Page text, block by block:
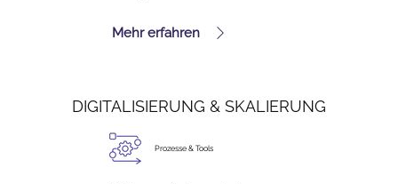
Mehr erfahren
DIGITALISIERUNG & SKALIERUNG
Prozesse & Tools